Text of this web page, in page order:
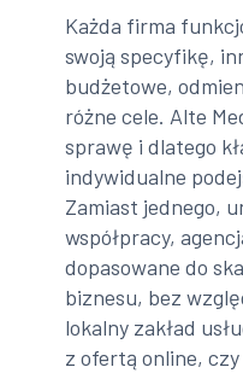
Każda firma
swoją specyfikę,
budżetowe,
różne cele. Alte
sprawę i dlatego
indywidualne
Zamiast jednego,
współpracy,
dopasowane do
biznesu, bez
lokalny zakład
z ofertą online,